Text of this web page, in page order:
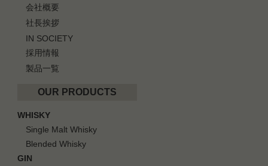
会社概要
社長挨拶
IN SOCIETY
採用情報
製品一覧
OUR PRODUCTS
WHISKY
Single Malt Whisky
Blended Whisky
GIN